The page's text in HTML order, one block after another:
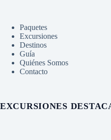
Paquetes
Excursiones
Destinos
Guía
Quiénes Somos
Contacto
EXCURSIONES